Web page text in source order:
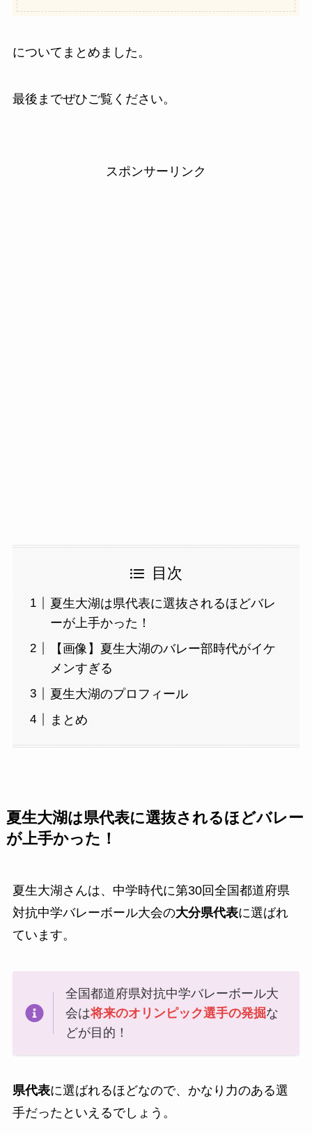
についてまとめました。
最後までぜひご覧ください。
スポンサーリンク
目次
夏生大湖は県代表に選抜されるほどバレ
ーが上手かった！
【画像】夏生大湖のバレー部時代がイケ
メンすぎる
夏生大湖のプロフィール
まとめ
夏生大湖は県代表に選抜されるほどバレー
が上手かった！
夏生大湖さんは、中学時代に第30回全国都道府県
対抗中学バレーボール大会の大分県代表に選ばれ
ています。
全国都道府県対抗中学バレーボール大
会は将来のオリンピック選手の発掘な
どが目的！
県代表に選ばれるほどなので、かなり力のある選
手だったといえるでしょう。